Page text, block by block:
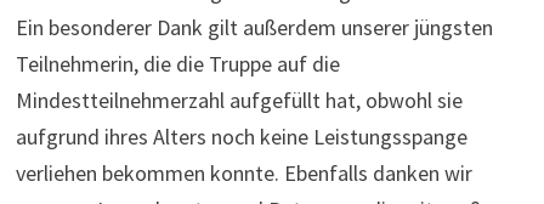
Ein besonderer Dank gilt außerdem unserer jüngsten
Teilnehmerin, die die Truppe auf die
Mindestteilnehmerzahl aufgefüllt hat, obwohl sie
aufgrund ihres Alters noch keine Leistungsspange
verliehen bekommen konnte. Ebenfalls danken wir